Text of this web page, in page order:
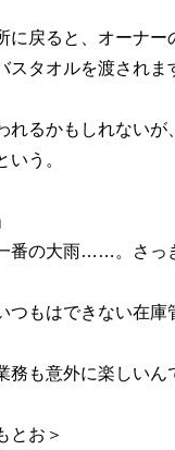
に戻ると、オーナ
スタオルを渡されま
れるかもしれない
う。
番の大雨……。さっ
もはできない在庫
務も意外に楽しいん